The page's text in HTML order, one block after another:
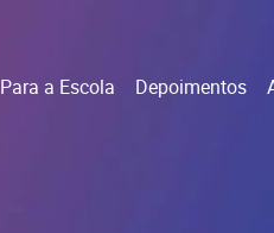
Para a Escola Depoimentos